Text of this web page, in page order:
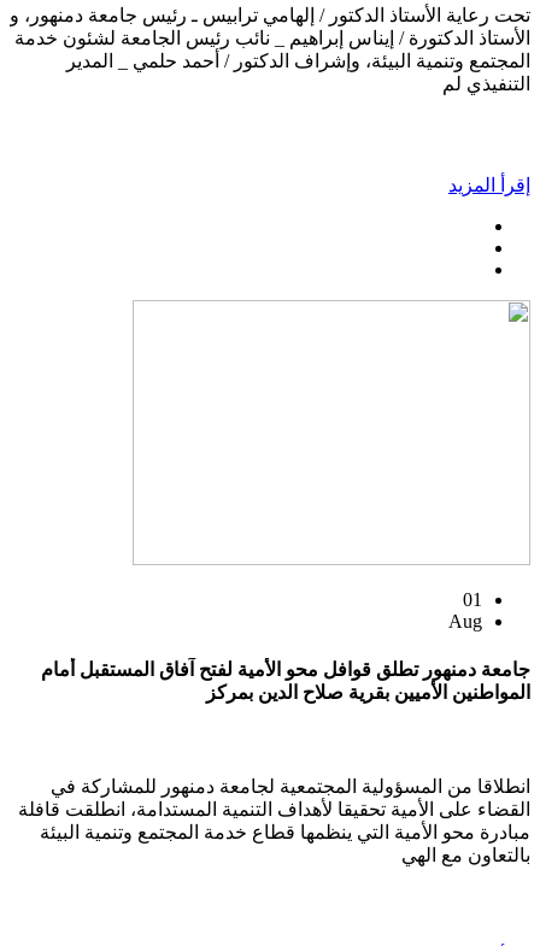
تحت رعاية الأستاذ الدكتور / إلهامي ترابيس ـ رئيس جامعة دمنهور، و
الأستاذ الدكتورة / إيناس إبراهيم _ نائب رئيس الجامعة لشئون خدمة
المجتمع وتنمية البيئة، وإشراف الدكتور / أحمد حلمي _ المدير
التنفيذي لم
إقرأ المزيد
01
Aug
جامعة دمنهور تطلق قوافل محو الأمية لفتح آفاق المستقبل أمام
المواطنين الأميين بقرية صلاح الدين بمركز
انطلاقا من المسؤولية المجتمعية لجامعة دمنهور للمشاركة في
القضاء على الأمية تحقيقا لأهداف التنمية المستدامة، انطلقت قافلة
مبادرة محو الأمية التي ينظمها قطاع خدمة المجتمع وتنمية البيئة
بالتعاون مع الهي